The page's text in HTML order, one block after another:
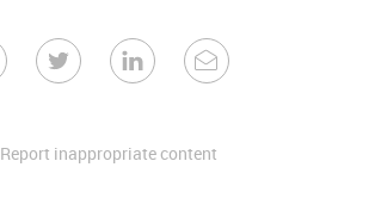
Report inappropriate content